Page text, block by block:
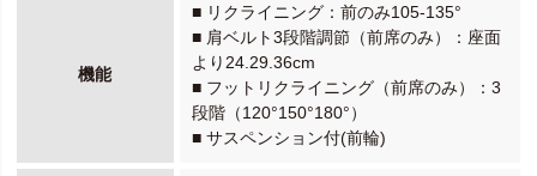
機能
■ リクライニング：前のみ105-135°
■ 肩ベルト3段階調節（前席のみ）：座面
より24.29.36cm
■ フットリクライニング（前席のみ）：3
段階（120°150°180°）
■ サスペンション付(前輪)